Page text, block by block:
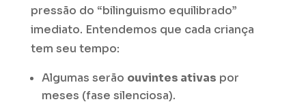
pressão do “bilinguismo equilibrado”
imediato. Entendemos que cada criança
tem seu tempo:
Algumas serão ouvintes ativas por
meses (fase silenciosa).